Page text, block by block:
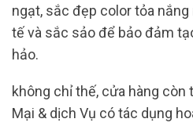
ngạt, sắc đẹp color tỏa
tế và sắc sảo để bảo đảm
hảo.
không chỉ thế, cửa hàng
Mại & dịch Vụ có tác dụng